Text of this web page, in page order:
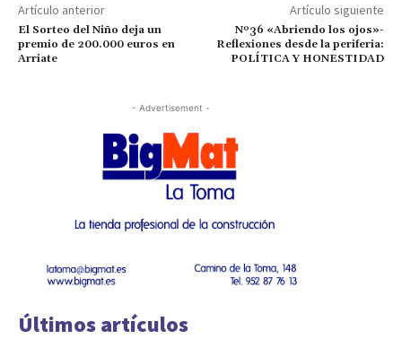
Artículo anterior
El Sorteo del Niño deja un
premio de 200.000 euros en
Arriate
Artículo siguiente
Nº36 «Abriendo los ojos»-
Reflexiones desde la periferia:
POLÍTICA Y HONESTIDAD
- Advertisement -
Últimos artículos